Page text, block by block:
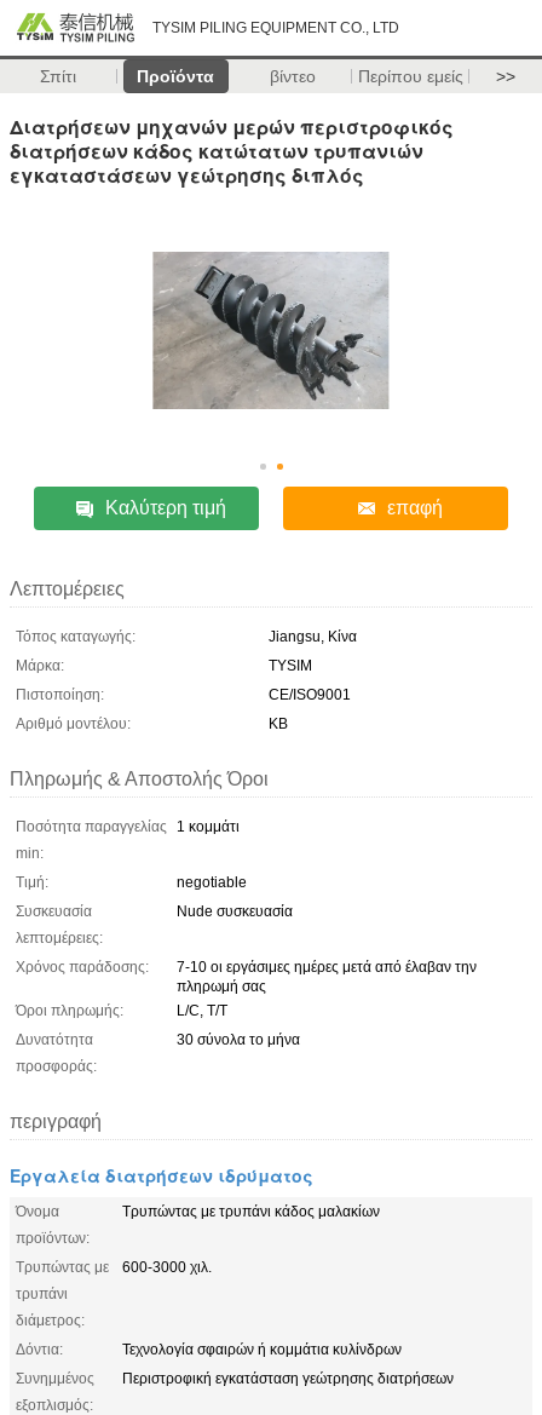
TYSIM PILING EQUIPMENT CO., LTD
Σπίτι Προϊόντα βίντεο Περίπου εμείς >>
Διατρήσεων μηχανών μερών περιστροφικός
διατρήσεων κάδος κατώτατων τρυπανιών
εγκαταστάσεων γεώτρησης διπλός
Καλύτερη τιμή επαφή
Λεπτομέρειες
Τόπος καταγωγής:
Jiangsu, Κίνα
Μάρκα:
TYSIM
Πιστοποίηση:
CE/ISO9001
Αριθμό μοντέλου:
KB
Πληρωμής & Αποστολής Όροι
Ποσότητα παραγγελίας
min:
1 κομμάτι
Τιμή:
negotiable
Συσκευασία
λεπτομέρειες:
Nude συσκευασία
Χρόνος παράδοσης:
7-10 οι εργάσιμες ημέρες μετά από έλαβαν την
πληρωμή σας
Όροι πληρωμής:
L/C, T/T
Δυνατότητα
προσφοράς:
30 σύνολα το μήνα
περιγραφή
Εργαλεία διατρήσεων ιδρύματος
Όνομα
προϊόντων:
Τρυπώντας με τρυπάνι κάδος μαλακίων
Τρυπώντας με
τρυπάνι
διάμετρος:
600-3000 χιλ.
Δόντια:
Τεχνολογία σφαιρών ή κομμάτια κυλίνδρων
Συνημμένος
εξοπλισμός:
Περιστροφική εγκατάσταση γεώτρησης διατρήσεων